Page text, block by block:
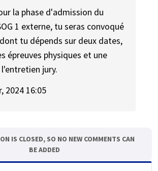
la phase d'admission du
1 externe, tu seras convoqué
dont tu dépends sur deux dates,
épreuves physiques et une
jury.
2024 16:05
IS CLOSED, SO NO NEW COMMENTS CAN
BE ADDED